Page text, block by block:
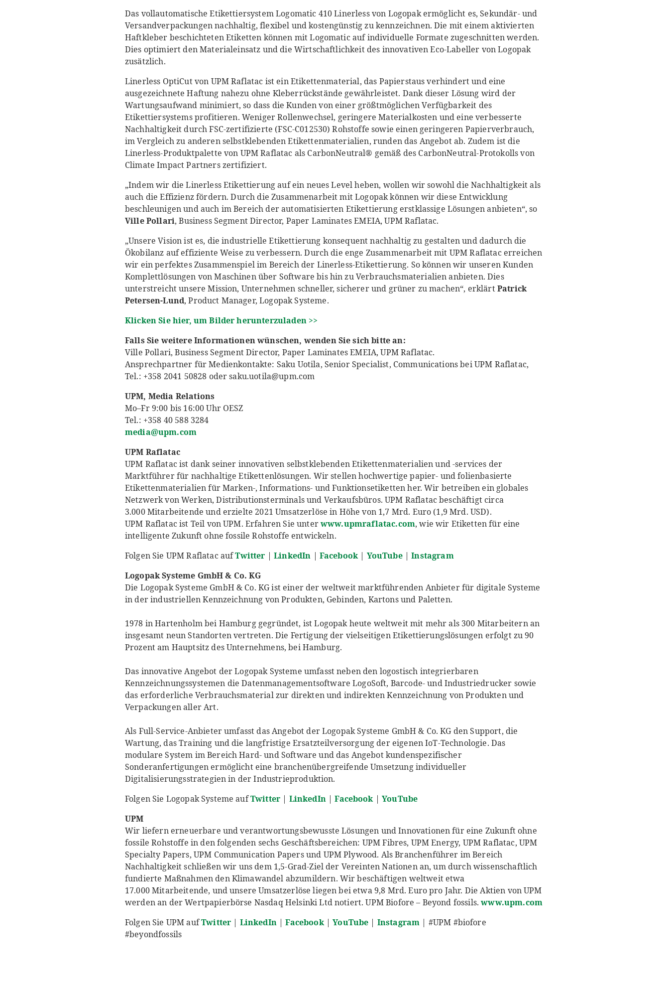
Das vollautomatische Etikettiersystem Logomatic 410 Linerless von Logopak ermöglicht es, Sekundär- und
Versandverpackungen nachhaltig, flexibel und kostengünstig zu kennzeichnen. Die mit einem aktivierten
Haftkleber beschichteten Etiketten können mit Logomatic auf individuelle Formate zugeschnitten werden.
Dies optimiert den Materialeinsatz und die Wirtschaftlichkeit des innovativen Eco-Labeller von Logopak
zusätzlich.
Linerless OptiCut von UPM Raflatac ist ein Etikettenmaterial, das Papierstaus verhindert und eine
ausgezeichnete Haftung nahezu ohne Kleberrückstände gewährleistet. Dank dieser Lösung wird der
Wartungsaufwand minimiert, so dass die Kunden von einer größtmöglichen Verfügbarkeit des
Etikettiersystems profitieren. Weniger Rollenwechsel, geringere Materialkosten und eine verbesserte
Nachhaltigkeit durch FSC-zertifizierte (FSC-C012530) Rohstoffe sowie einen geringeren Papierverbrauch,
im Vergleich zu anderen selbstklebenden Etikettenmaterialien, runden das Angebot ab. Zudem ist die
Linerless-Produktpalette von UPM Raflatac als CarbonNeutral® gemäß des CarbonNeutral-Protokolls von
Climate Impact Partners zertifiziert.
„Indem wir die Linerless Etikettierung auf ein neues Level heben, wollen wir sowohl die Nachhaltigkeit als
auch die Effizienz fördern. Durch die Zusammenarbeit mit Logopak können wir diese Entwicklung
beschleunigen und auch im Bereich der automatisierten Etikettierung erstklassige Lösungen anbieten“, so
Ville Pollari, Business Segment Director, Paper Laminates EMEIA, UPM Raflatac.
„Unsere Vision ist es, die industrielle Etikettierung konsequent nachhaltig zu gestalten und dadurch die
Ökobilanz auf effiziente Weise zu verbessern. Durch die enge Zusammenarbeit mit UPM Raflatac erreichen
wir ein perfektes Zusammenspiel im Bereich der Linerless-Etikettierung. So können wir unseren Kunden
Komplettlösungen von Maschinen über Software bis hin zu Verbrauchsmaterialien anbieten. Dies
unterstreicht unsere Mission, Unternehmen schneller, sicherer und grüner zu machen“, erklärtPatrick
Petersen-Lund, Product Manager, Logopak Systeme.
Klicken Sie hier, um Bilder herunterzuladen >>
Falls Sie weitere Informationen wünschen, wenden Sie sich bitte an:
Ville Pollari, Business Segment Director, Paper Laminates EMEIA, UPM Raflatac.
Ansprechpartner für Medienkontakte: Saku Uotila, Senior Specialist, Communications bei UPM Raflatac,
Tel.: +358 2041 50828 oder saku.uotila@upm.com
UPM, Media Relations
Mo–Fr 9:00 bis 16:00 Uhr OESZ
Tel.: +358 40 588 3284
media@upm.com
UPM Raflatac
UPM Raflatac ist dank seiner innovativen selbstklebenden Etikettenmaterialien und -services der
Marktführer für nachhaltige Etikettenlösungen. Wir stellen hochwertige papier- und folienbasierte
Etikettenmaterialien für Marken-, Informations- und Funktionsetiketten her. Wir betreiben ein globales
Netzwerk von Werken, Distributionsterminals und Verkaufsbüros. UPM Raflatac beschäftigt circa
3.000 Mitarbeitende und erzielte 2021 Umsatzerlöse in Höhe von 1,7 Mrd. Euro (1,9 Mrd. USD).
UPM Raflatac ist Teil von UPM. Erfahren Sie unterwww.upmraflatac.com, wie wir Etiketten für eine
intelligente Zukunft ohne fossile Rohstoffe entwickeln.
Folgen Sie UPM Raflatac aufTwitter |LinkedIn | Facebook| YouTube|Instagram
Logopak Systeme GmbH & Co. KG
Die Logopak Systeme GmbH & Co. KG ist einer der weltweit marktführenden Anbieter für digitale Systeme
in der industriellen Kennzeichnung von Produkten, Gebinden, Kartons und Paletten.
1978 in Hartenholm bei Hamburg gegründet, ist Logopak heute weltweit mit mehr als 300 Mitarbeitern an
insgesamt neun Standorten vertreten. Die Fertigung der vielseitigen Etikettierungslösungen erfolgt zu 90
Prozent am Hauptsitz des Unternehmens, bei Hamburg.
Das innovative Angebot der Logopak Systeme umfasst neben den logostisch integrierbaren
Kennzeichnungssystemen die Datenmanagementsoftware LogoSoft, Barcode- und Industriedrucker sowie
das erforderliche Verbrauchsmaterial zur direkten und indirekten Kennzeichnung von Produkten und
Verpackungen aller Art.
Als Full-Service-Anbieter umfasst das Angebot der Logopak Systeme GmbH & Co. KG den Support, die
Wartung, das Training und die langfristige Ersatzteilversorgung der eigenen IoT-Technologie. Das
modulare System im Bereich Hard- und Software und das Angebot kundenspezifischer
Sonderanfertigungen ermöglicht eine branchenübergreifende Umsetzung individueller
Digitalisierungsstrategien in der Industrieproduktion.
Folgen Sie Logopak Systeme aufTwitter | LinkedIn|Facebook|YouTube
UPM
Wir liefern erneuerbare und verantwortungsbewusste Lösungen und Innovationen für eine Zukunft ohne
fossile Rohstoffe in den folgenden sechs Geschäftsbereichen: UPM Fibres, UPM Energy, UPM Raflatac, UPM
Specialty Papers, UPM Communication Papers und UPM Plywood. Als Branchenführer im Bereich
Nachhaltigkeit schließen wir uns dem 1,5-Grad-Ziel der Vereinten Nationen an, um durch wissenschaftlich
fundierte Maßnahmen den Klimawandel abzumildern. Wir beschäftigen weltweit etwa
17.000 Mitarbeitende, und unsere Umsatzerlöse liegen bei etwa 9,8 Mrd. Euro pro Jahr. Die Aktien von UPM
werden an der Wertpapierbörse Nasdaq Helsinki Ltd notiert. UPM Biofore – Beyond fossils.www.upm.com
Folgen Sie UPM aufTwitter | LinkedIn|Facebook|YouTube | Instagram | #UPM #biofore
#beyondfossils